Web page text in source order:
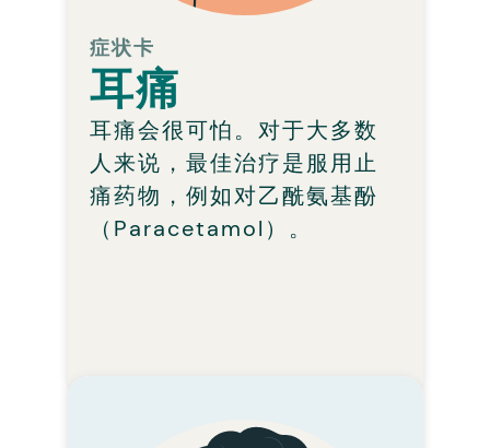
症状卡
耳痛
耳痛会很可怕。对于大多数
人来说，最佳治疗是服用止
痛药物，例如对乙酰氨基酚
（Paracetamol）。
查您或您子女的耳朵，以
便找到最佳治疗，然后与
Learn more